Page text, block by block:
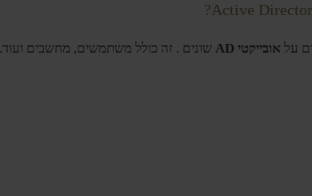
אובייקטי AD שונים . זה כולל משתמשים, מחשבים ועוד.